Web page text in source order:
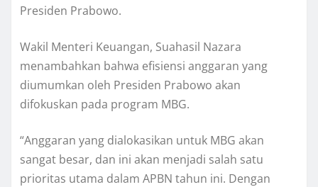
Presiden Prabowo.
Wakil Menteri Keuangan, Suahasil Nazara
menambahkan bahwa efisiensi anggaran yang
diumumkan oleh Presiden Prabowo akan
difokuskan pada program MBG.
“Anggaran yang dialokasikan untuk MBG akan
sangat besar, dan ini akan menjadi salah satu
prioritas utama dalam APBN tahun ini. Dengan